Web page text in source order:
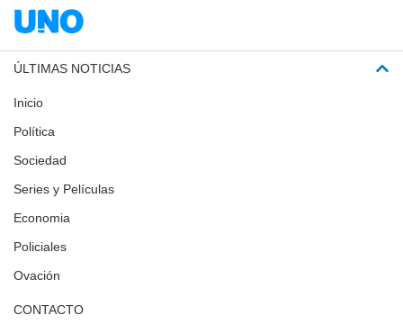
ÚLTIMAS NOTICIAS
Inicio
Política
Sociedad
Series y Películas
Economia
Policiales
Ovación
CONTACTO